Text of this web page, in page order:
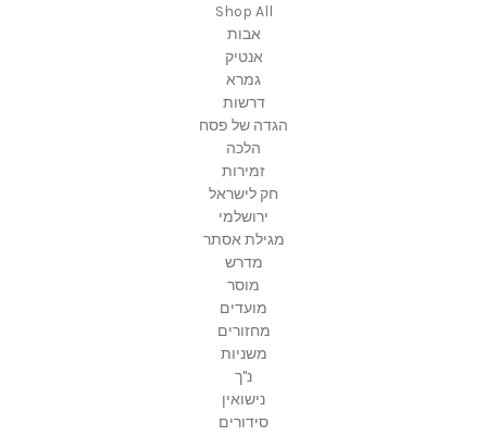
Shop All
אבות
אנטיק
גמרא
דרשות
הגדה של פסח
הלכה
זמירות
חק לישראל
ירושלמי
מגילת אסתר
מדרש
מוסר
מועדים
מחזורים
משניות
נ"ך
נישואין
סידורים